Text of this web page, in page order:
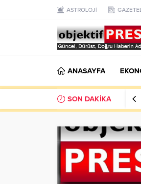
ASTROLOJİ
ANASAYFA
SON DAKİKA